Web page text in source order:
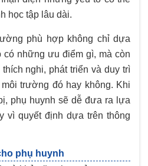
học tập lâu dài.
phù hợp không chỉ dựa
những ưu điểm gì, mà còn
nghi, phát triển và duy trì
trường đó hay không. Khi
phụ huynh sẽ dễ đưa ra lựa
vì quyết định dựa trên thông
phụ huynh